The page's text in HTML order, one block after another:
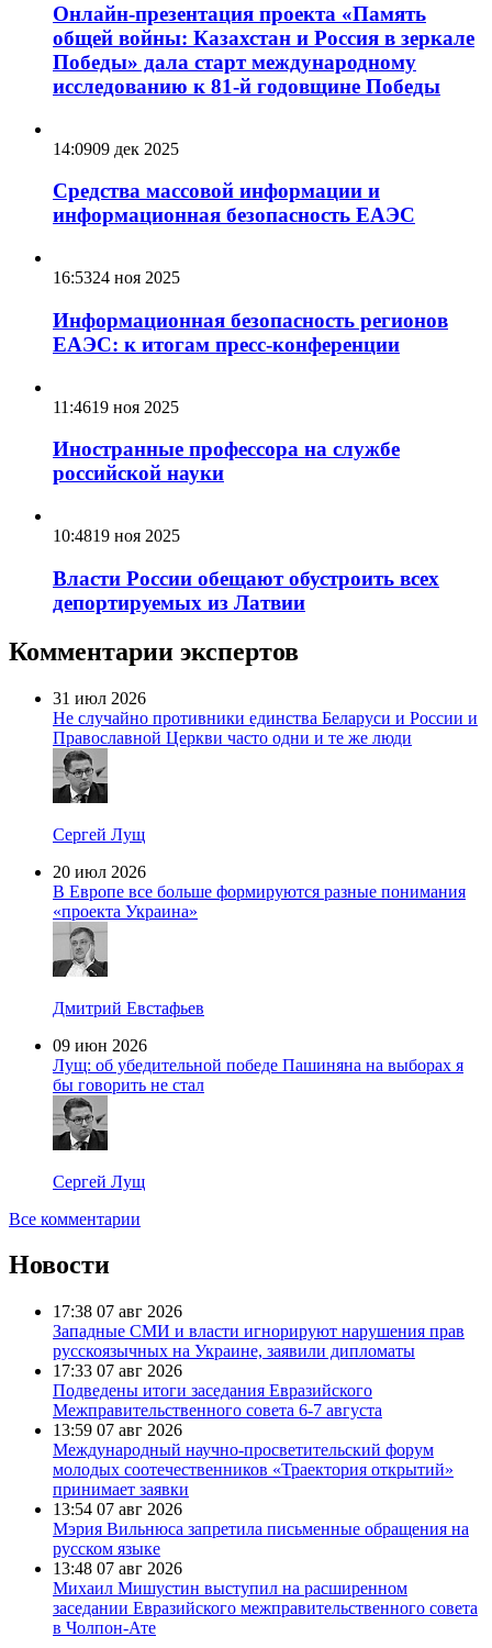
Онлайн-презентация проекта «Память
общей войны: Казахстан и Россия в зеркале
Победы» дала старт международному
исследованию к 81-й годовщине Победы
14:0909 дек 2025
Средства массовой информации и
информационная безопасность ЕАЭС
16:5324 ноя 2025
Информационная безопасность регионов
ЕАЭС: к итогам пресс-конференции
11:4619 ноя 2025
Иностранные профессора на службе
российской науки
10:4819 ноя 2025
Власти России обещают обустроить всех
депортируемых из Латвии
Комментарии экспертов
31 июл 2026
Не случайно противники единства Беларуси и России и
Православной Церкви часто одни и те же люди
Сергей Лущ
20 июл 2026
В Европе все больше формируются разные понимания
«проекта Украина»
Дмитрий Евстафьев
09 июн 2026
Лущ: об убедительной победе Пашиняна на выборах я
бы говорить не стал
Сергей Лущ
Все комментарии
Новости
17:38 07 авг 2026
Западные СМИ и власти игнорируют нарушения прав
русскоязычных на Украине, заявили дипломаты
17:33 07 авг 2026
Подведены итоги заседания Евразийского
Межправительственного совета 6-7 августа
13:59 07 авг 2026
Международный научно-просветительский форум
молодых соотечественников «Траектория открытий»
принимает заявки
13:54 07 авг 2026
Мэрия Вильнюса запретила письменные обращения на
русском языке
13:48 07 авг 2026
Михаил Мишустин выступил на расширенном
заседании Евразийского межправительственного совета
в Чолпон-Ате